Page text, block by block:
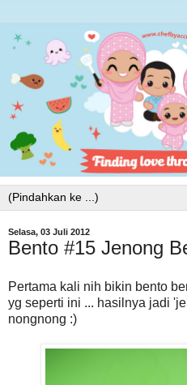
Selasa, 03 Juli 2012
Bento #15 Jenong
Pertama kali nih bikin bento
yg seperti ini ... hasilnya jadi
nongnong :)